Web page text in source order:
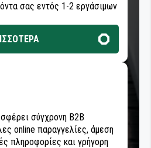
σας εντός 1-2 εργάσιμων
σύγχρονη B2B
online παραγγελίες, άμεση
πληροφορίες και γρήγορη